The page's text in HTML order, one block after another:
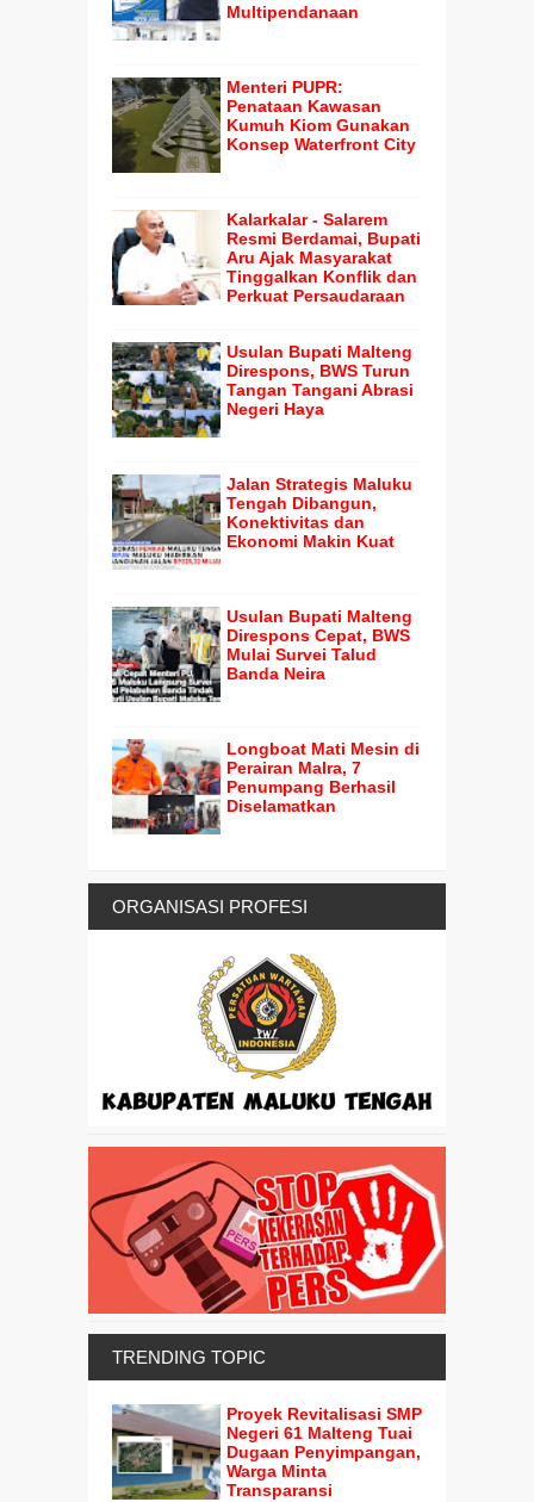
Multipendanaan
Menteri PUPR:
Penataan Kawasan
Kumuh Kiom Gunakan
Konsep Waterfront City
Kalarkalar - Salarem
Resmi Berdamai, Bupati
Aru Ajak Masyarakat
Tinggalkan Konflik dan
Perkuat Persaudaraan
Usulan Bupati Malteng
Direspons, BWS Turun
Tangan Tangani Abrasi
Negeri Haya
Jalan Strategis Maluku
Tengah Dibangun,
Konektivitas dan
Ekonomi Makin Kuat
Usulan Bupati Malteng
Direspons Cepat, BWS
Mulai Survei Talud
Banda Neira
Longboat Mati Mesin di
Perairan Malra, 7
Penumpang Berhasil
Diselamatkan
ORGANISASI PROFESI
TRENDING TOPIC
Proyek Revitalisasi SMP
Negeri 61 Malteng Tuai
Dugaan Penyimpangan,
Warga Minta
Transparansi